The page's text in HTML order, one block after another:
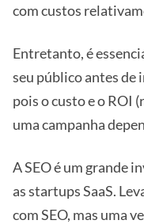
com custos
Entretanto, é
seu público antes de
pois o custo e o ROI
uma campanha
A SEO é um grande
as startups SaaS.
com SEO, mas uma